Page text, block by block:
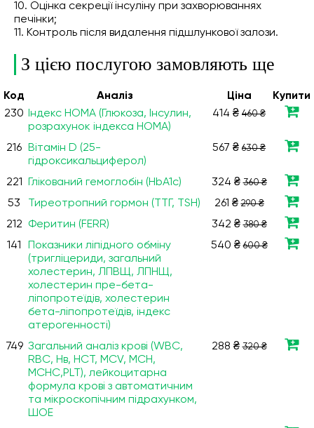
10. Оцінка секреції інсуліну при захворюваннях
печінки;
11. Контроль після видалення підшлункової залози.
З цією послугою замовляють ще
Код Аналiз Ціна
Купити
230
Індекс НОМА (Глюкоза, Інсулин,
розрахунок індекса НОМА)
414 ₴ 460 ₴
216
Вітамін D (25-
гідроксикальциферол)
567 ₴ 630 ₴
221 Глікований гемоглобін (HbA1c) 324 ₴360 ₴
53 Тиреотропний гормон (ТТГ, TSH) 261 ₴290 ₴
212 Феритин (FERR) 342 ₴380 ₴
141
Показники ліпідного обміну
(тригліцериди, загальний
холестерин, ЛПВЩ, ЛПНЩ,
холестерин пре-бета-
ліпопротеїдів, холестерин
бета-ліпопротеїдів, індекс
атерогенності)
540 ₴600 ₴
749 Загальний аналіз крові (WBC,
RBC, Нв, HCT, MCV, МСН,
МСНС,PLT), лейкоцитарна
формула крові з автоматичним
та мікроскопічним підрахунком,
ШОЕ
288 ₴320 ₴